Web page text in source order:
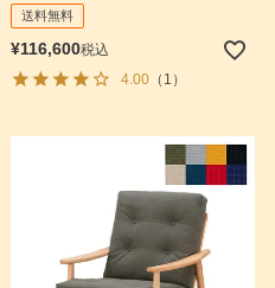
送料無料
¥116,600税込
4.00（1）